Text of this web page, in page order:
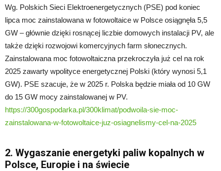
Wg. Polskich Sieci Elektroenergetycznych (PSE) pod koniec
lipca moc zainstalowana w fotowoltaice w Polsce osiągnęła 5,5
GW – głównie dzięki rosnącej liczbie domowych instalacji PV, ale
także dzięki rozwojowi komercyjnych farm słonecznych.
Zainstalowana moc fotowoltaiczna przekroczyła już cel na rok
2025 zawarty wpolityce energetycznej Polski (który wynosi 5,1
GW). PSE szacuje, że w 2025 r. Polska będzie miała od 10 GW
do 15 GW mocy zainstalowanej w PV.
https://300gospodarka.pl/300klimat/podwoila-sie-moc-
zainstalowana-w-fotowoltaice-juz-osiagnelismy-cel-na-2025
2. Wygaszanie energetyki paliw kopalnych w
Polsce, Europie i na świecie